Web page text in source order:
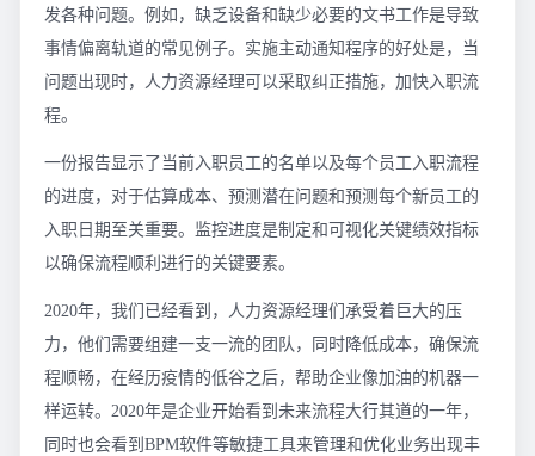
发各种问题。例如，缺乏设备和缺少必要的文书工作是导致
事情偏离轨道的常见例子。实施主动通知程序的好处是，当
问题出现时，人力资源经理可以采取纠正措施，加快入职流
程。
一份报告显示了当前入职员工的名单以及每个员工入职流程
的进度，对于估算成本、预测潜在问题和预测每个新员工的
入职日期至关重要。监控进度是制定和可视化关键绩效指标
以确保流程顺利进行的关键要素。
2020年，我们已经看到，人力资源经理们承受着巨大的压
力，他们需要组建一支一流的团队，同时降低成本，确保流
程顺畅，在经历疫情的低谷之后，帮助企业像加油的机器一
样运转。2020年是企业开始看到未来流程大行其道的一年，
同时也会看到BPM软件等敏捷工具来管理和优化业务出现丰